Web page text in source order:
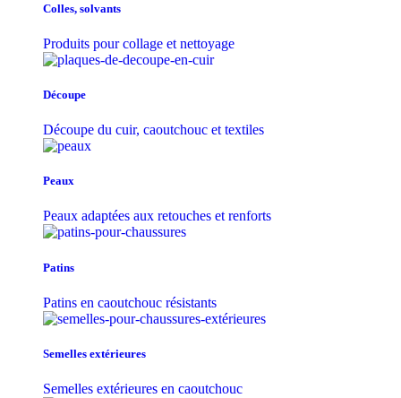
Colles, solvants
Produits pour collage et nettoyage
Découpe
Découpe du cuir, caoutchouc et textiles
Peaux
Peaux adaptées aux retouches et renforts
Patins
Patins en caoutchouc résistants
Semelles extérieures
Semelles extérieures en caoutchouc